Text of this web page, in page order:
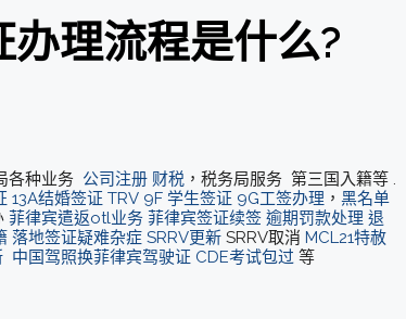
理流程是什么?
各种业务 公司注册 财税，税务局服务 第三国入籍等 .
13A结婚签证 TRV 9F 学生签证 9G工签办理 ， 黑名单
菲律宾遣返otl业务 菲律宾签证续签 逾期罚款处理 退
落地签证疑难杂症 SRRV更新SRRV取消 MCL21特赦
中国驾照换菲律宾驾驶证 CDE考试包过等